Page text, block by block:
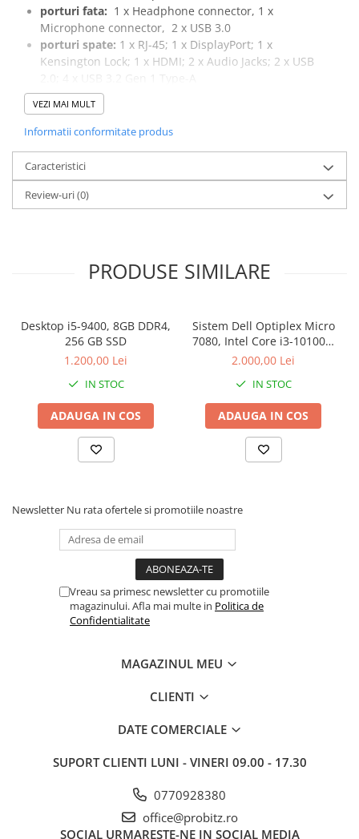
Cabinete metalice
Carcase server
Memorii RAM Server
Procesoare server
Sisteme server
Stabilizatoare de tensiune
Periferice
Periferice PC
Hard Disk-uri & SSD-uri externe
Statii GRAFICE
Statii GRAFICE NOI
Statii GRAFICE Refurbished
Imprimante&Consumabile
Accesorii Printing
Cartuse cerneala
Imprimante de format mare
Imprimante Foto
Imprimante laser
Multifunctionale Inkjet
Adaptoare PowerLAN
Access Points & Range Extendere
Placi de retea
porturi fata: 1 x Headphone connector, 1 x
Microphone connector, 2 x USB 3.0
porturi spate: 1 x RJ-45; 1 x DisplayPort; 1 x
Kensington Lock; 1 x HDMI; 2 x Audio Jacks; 2 x USB
Sistem de operare
VEZI MAI MULT
Informatii conformitate produs
Caracteristici
Review-uri(0)
PRODUSE SIMILARE
Desktop i5-9400, 8GB DDR4,
256 GB SSD
1.200,00 Lei
IN STOC
ADAUGA IN COS
Sistem Dell Optiplex Micro
7080, Intel Core i3-10100T,
16 GB RAM, 512 GB SSD,
2.000,00 Lei
IN STOC
ADAUGA IN COS
Newsletter Nu rata ofertele si promotiile noastre
Vreau sa primesc newsletter cu promotiile
magazinului. Afla mai multe in Politica de
Confidentialitate
MAGAZINUL MEU
CLIENTI
DATE COMERCIALE
SUPORT CLIENTI LUNI - VINERI 09.00 - 17.30
0770928380
office@probitz.ro
SOCIAL URMARESTE-NE IN SOCIAL MEDIA